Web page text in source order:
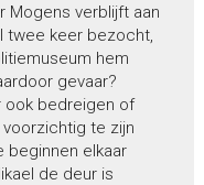
Mogens verblijft aan
twee keer bezocht,
hem
gevaar?
ook bedreigen of
te zijn
elkaar
de deur is